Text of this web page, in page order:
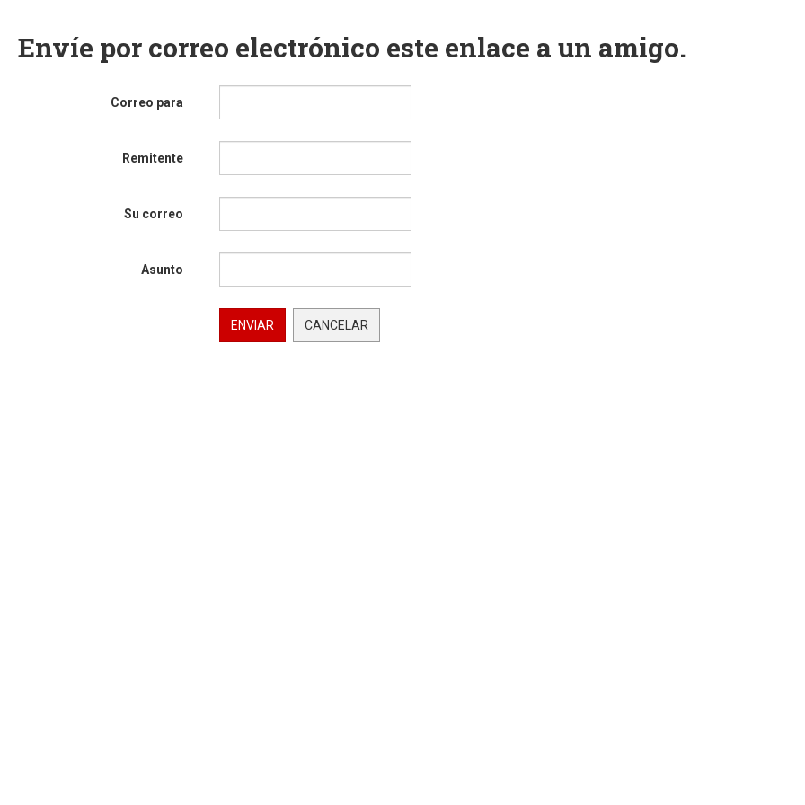
Envíe por correo electrónico este enlace a un amigo.
Correo para
Remitente
Su correo
Asunto
ENVIAR CANCELAR